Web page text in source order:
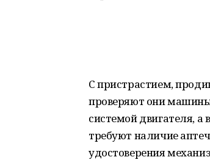
С пристрастием,
проверяют они
системой двигателя, а
требуют наличие
удостоверения